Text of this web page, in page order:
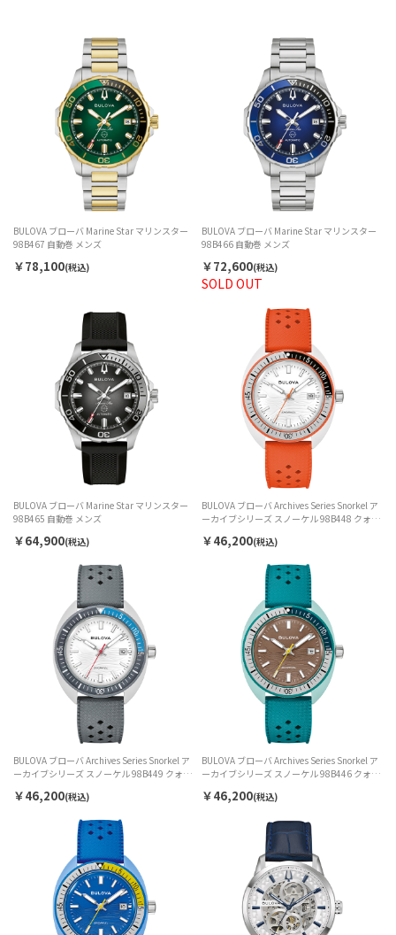
BULOVA ブローバ Marine Star マリンスター
98B467 自動巻 メンズ
￥78,100(税込)
SOLD OUT
BULOVA ブローバ Marine Star マリンスター
98B466 自動巻 メンズ
￥72,600(税込)
BULOVA ブローバ Marine Star マリンスター
98B465 自動巻 メンズ
￥64,900(税込)
BULOVA ブローバ Archives Series Snorkel ア
ーカイブシリーズ スノーケル 98B448 クォー
￥46,200(税込)
BULOVA ブローバ Archives Series Snorkel ア
ーカイブシリーズ スノーケル 98B449 クォー
￥46,200(税込)
BULOVA ブローバ Archives Series Snorkel ア
ーカイブシリーズ スノーケル 98B446 クォー
￥46,200(税込)